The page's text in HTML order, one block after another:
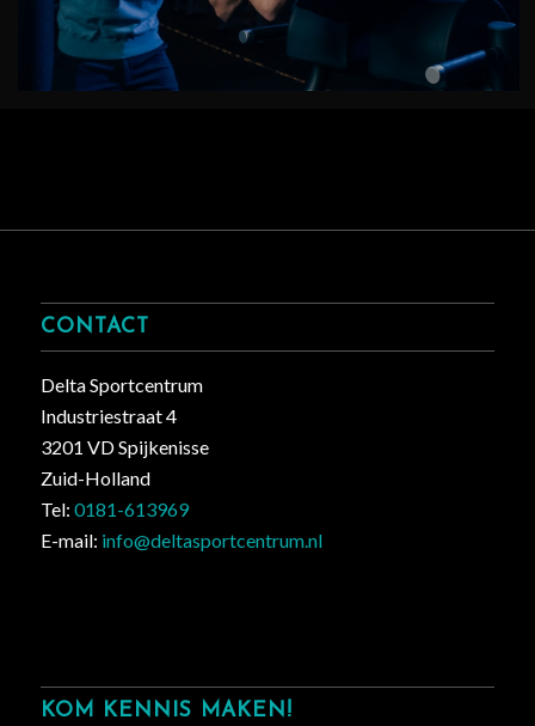
CONTACT
Delta Sportcentrum
Industriestraat 4
3201 VD Spijkenisse
Zuid-Holland
Tel: 0181-613969
E-mail: info@deltasportcentrum.nl
KOM KENNIS MAKEN!